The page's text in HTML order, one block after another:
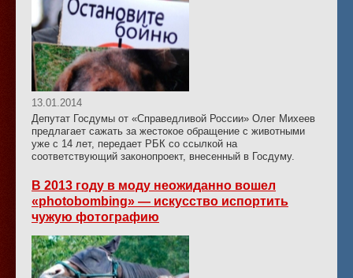
13.01.2014
Депутат Госдумы от «Справедливой России» Олег Михеев
предлагает сажать за жестокое обращение с животными
уже с 14 лет, передает РБК со ссылкой на
соответствующий законопроект, внесенный в Госдуму.
В 2013 году в моду неожиданно вошел
«photobombing» — искусство испортить
чужую фотографию